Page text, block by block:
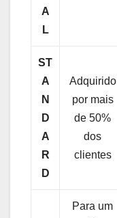
A
L
ST
A
N
D
A
R
D
Adquirido
por mais
de 50%
dos
clientes
Para um